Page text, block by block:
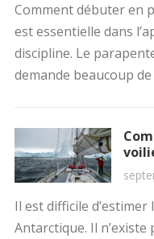
Comment débuter en
est essentielle dans
discipline. Le
demande beaucoup
Il est difficile d’estimer
Antarctique. Il